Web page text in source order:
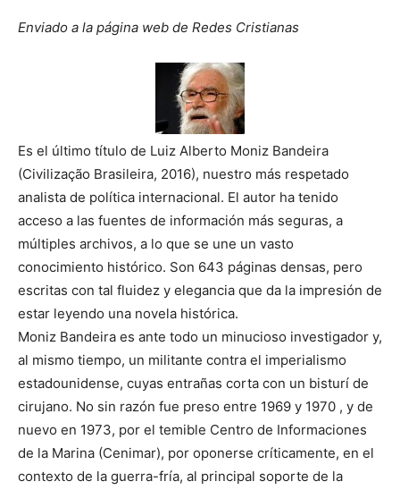
Enviado a la página web de Redes Cristianas
Es el último título de Luiz Alberto Moniz Bandeira
(Civilização Brasileira, 2016), nuestro más respetado
analista de política internacional. El autor ha tenido
acceso a las fuentes de información más seguras, a
múltiples archivos, a lo que se une un vasto
conocimiento histórico. Son 643 páginas densas, pero
escritas con tal fluidez y elegancia que da la impresión de
estar leyendo una novela histórica.
Moniz Bandeira es ante todo un minucioso investigador y,
al mismo tiempo, un militante contra el imperialismo
estadounidense, cuyas entrañas corta con un bisturí de
cirujano. No sin razón fue preso entre 1969 y 1970 , y de
nuevo en 1973, por el temible Centro de Informaciones
de la Marina (Cenimar), por oponerse críticamente, en el
contexto de la guerra-fría, al principal soporte de la